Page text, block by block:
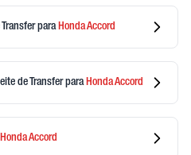
para HondaAccord
de Transferpara HondaAccord
HondaAccord